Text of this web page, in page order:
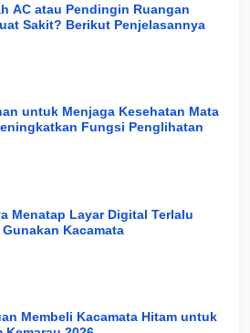
AC atau Pendingin Ruangan
Sakit? Berikut Penjelasannya
untuk Menjaga Kesehatan Mata
Fungsi Penglihatan
Menatap Layar Digital Terlalu
Gunakan Kacamata
Membeli Kacamata Hitam untuk